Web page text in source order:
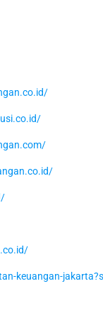
keuangan-